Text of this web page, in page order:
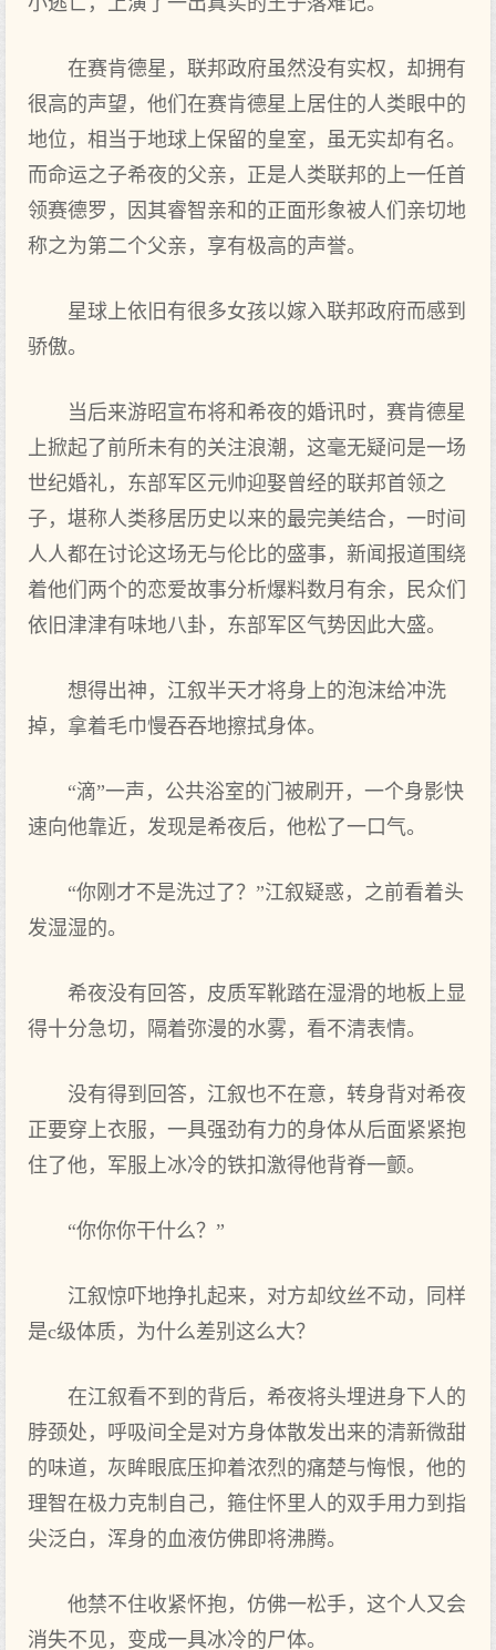
在赛肯德星，联邦政府虽然没有实权，却拥有
很高的声望，他们在赛肯德星上居住的人类眼中的
地位，相当于地球上保留的皇室，虽无实却有名。
而命运之子希夜的父亲，正是人类联邦的上一任首
领赛德罗，因其睿智亲和的正面形象被人们亲切地
称之为第二个父亲，享有极高的声誉。
星球上依旧有很多女孩以嫁入联邦政府而感到
骄傲。
当后来游昭宣布将和希夜的婚讯时，赛肯德星
上掀起了前所未有的关注浪潮，这毫无疑问是一场
世纪婚礼，东部军区元帅迎娶曾经的联邦首领之
子，堪称人类移居历史以来的最完美结合，一时间
人人都在讨论这场无与伦比的盛事，新闻报道围绕
着他们两个的恋爱故事分析爆料数月有余，民众们
依旧津津有味地八卦，东部军区气势因此大盛。
想得出神，江叙半天才将身上的泡沫给冲洗
掉，拿着毛巾慢吞吞地擦拭身体。
“滴”一声，公共浴室的门被刷开，一个身影快
速向他靠近，发现是希夜后，他松了一口气。
“你刚才不是洗过了？”江叙疑惑，之前看着头
发湿湿的。
希夜没有回答，皮质军靴踏在湿滑的地板上显
得十分急切，隔着弥漫的水雾，看不清表情。
没有得到回答，江叙也不在意，转身背对希夜
正要穿上衣服，一具强劲有力的身体从后面紧紧抱
住了他，军服上冰冷的铁扣激得他背脊一颤。
“你你你干什么？”
江叙惊吓地挣扎起来，对方却纹丝不动，同样
是c级体质，为什么差别这么大？
在江叙看不到的背后，希夜将头埋进身下人的
脖颈处，呼吸间全是对方身体散发出来的清新微甜
的味道，灰眸眼底压抑着浓烈的痛楚与悔恨，他的
理智在极力克制自己，箍住怀里人的双手用力到指
尖泛白，浑身的血液仿佛即将沸腾。
他禁不住收紧怀抱，仿佛一松手，这个人又会
消失不见，变成一具冰冷的尸体。